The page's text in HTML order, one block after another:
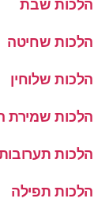
הלכות שבת
הלכות שחיטה
הלכות שלוחין
הלכות שמירת
הלכות
הלכות תפילה